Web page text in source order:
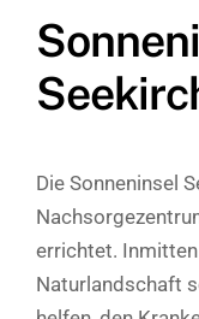
Die Sonneninsel
errichtet.
Naturlandschaft